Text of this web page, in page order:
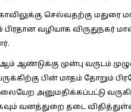
செல்வதற்கு மதுரை
பிரதான வழியாக
ஆம் ஆண்டுக்கு முன்பு வருடம்
பின் மாதம் தோறும்
அனுமதிக்கப்பட்டு
வனத்துறை தடை